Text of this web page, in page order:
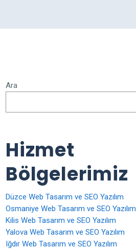
Ara
Hizmet
Bölgelerimiz
Düzce Web Tasarım ve SEO Yazılım
Osmaniye Web Tasarım ve SEO Yazılım
Kilis Web Tasarım ve SEO Yazılım
Yalova Web Tasarım ve SEO Yazılım
Iğdır Web Tasarım ve SEO Yazılım